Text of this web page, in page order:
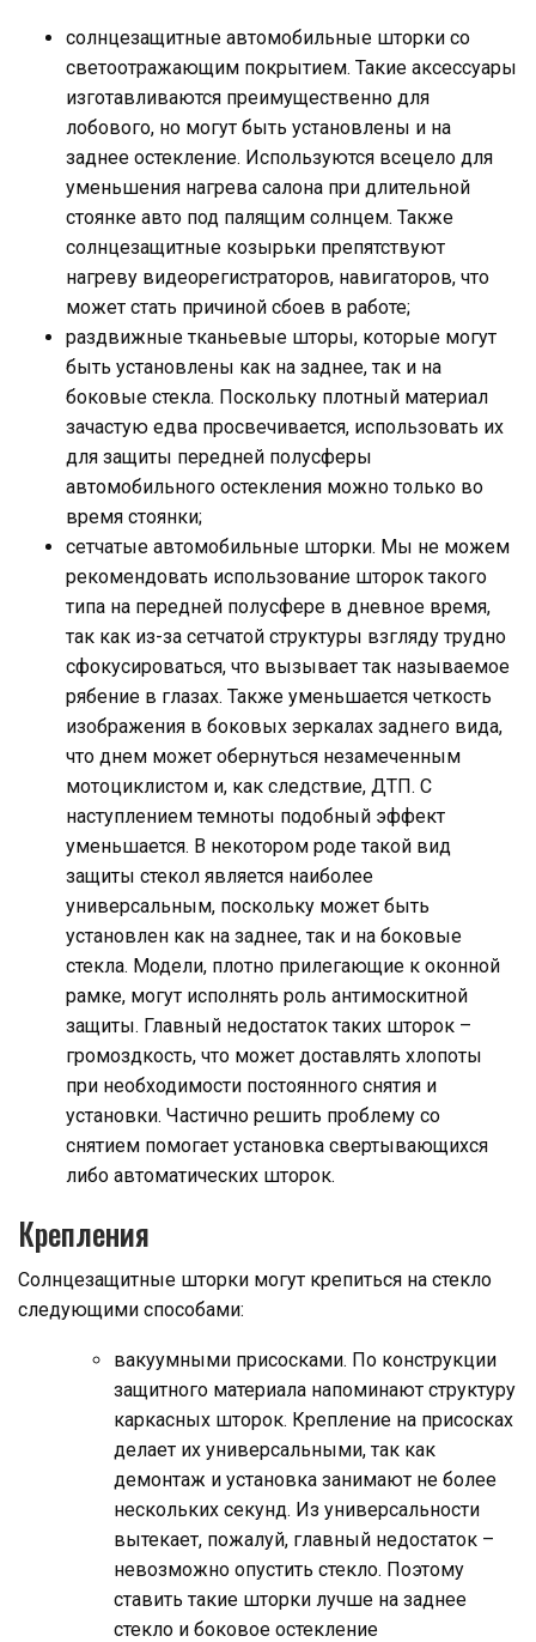
солнцезащитные автомобильные шторки со
светоотражающим покрытием. Такие аксессуары
изготавливаются преимущественно для
лобового, но могут быть установлены и на
заднее остекление. Используются всецело для
уменьшения нагрева салона при длительной
стоянке авто под палящим солнцем. Также
солнцезащитные козырьки препятствуют
нагреву видеорегистраторов, навигаторов, что
может стать причиной сбоев в работе;
раздвижные тканьевые шторы, которые могут
быть установлены как на заднее, так и на
боковые стекла. Поскольку плотный материал
зачастую едва просвечивается, использовать их
для защиты передней полусферы
автомобильного остекления можно только во
время стоянки;
сетчатые автомобильные шторки. Мы не можем
рекомендовать использование шторок такого
типа на передней полусфере в дневное время,
так как из-за сетчатой структуры взгляду трудно
сфокусироваться, что вызывает так называемое
рябение в глазах. Также уменьшается четкость
изображения в боковых зеркалах заднего вида,
что днем может обернуться незамеченным
мотоциклистом и, как следствие, ДТП. С
наступлением темноты подобный эффект
уменьшается. В некотором роде такой вид
защиты стекол является наиболее
универсальным, поскольку может быть
установлен как на заднее, так и на боковые
стекла. Модели, плотно прилегающие к оконной
рамке, могут исполнять роль антимоскитной
защиты. Главный недостаток таких шторок –
громоздкость, что может доставлять хлопоты
при необходимости постоянного снятия и
установки. Частично решить проблему со
снятием помогает установка свертывающихся
либо автоматических шторок.
Крепления
Солнцезащитные шторки могут крепиться на стекло
следующими способами:
вакуумными присосками. По конструкции
защитного материала напоминают структуру
каркасных шторок. Крепление на присосках
делает их универсальными, так как
демонтаж и установка занимают не более
нескольких секунд. Из универсальности
вытекает, пожалуй, главный недостаток –
невозможно опустить стекло. Поэтому
ставить такие шторки лучше на заднее
стекло и боковое остекление